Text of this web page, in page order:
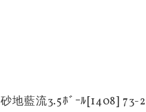
砂地藍流3.5ﾎﾞｰﾙ[1408] 73-